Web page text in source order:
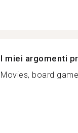
I miei argomenti
Movies, board